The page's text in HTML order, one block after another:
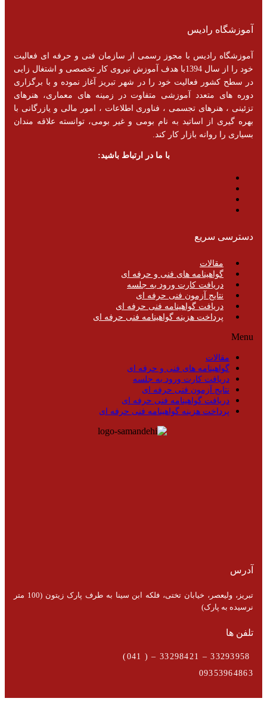
آموزشگاه رادیس
آموزشگاه رادیس با مجوز رسمی از سازمان فنی و حرفه ای فعالیت
خود را از سال 1394با هدف آموزش نیروی کار تخصصی و اشتغال زایی
در سطح کشور فعالیت خود را در شهر تبریز آغاز نموده و با برگزاری
دوره های متعدد آموزشی متفاوت در زمینه های معماری، هنرهای
تزئینی ، هنرهای تجسمی ، فناوری اطلاعات ، امور مالی و یازرگانی با
بهره گیری از اساتید به نام بومی و غیر بومی، توانسته علاقه مندان
بسیاری را روانه بازار کار کند.
با ما در ارتباط باشید:
دسترسی سریع
مقالات
گواهینامه های فنی و حرفه ای
دریافت کارت ورود به جلسه
نتایج آزمون فنی حرفه ای
دریافت گواهینامه فنی حرفه ای
پرداخت هزینه گواهینامه فنی حرفه ای
Menu
مقالات
گواهینامه های فنی و حرفه ای
دریافت کارت ورود به جلسه
نتایج آزمون فنی حرفه ای
دریافت گواهینامه فنی حرفه ای
پرداخت هزینه گواهینامه فنی حرفه ای
آدرس
تبریز، ولیعصر، خیابان تختی، فلکه ابن سینا به طرف پارک زیتون (100 متر
نرسیده به پارک)
تلفن ها
09353964863